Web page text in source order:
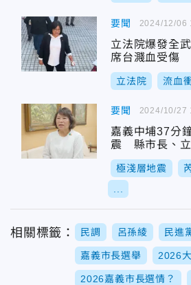
要聞
立法院爆發全
席台濺血受傷
立法院 流血
2024/12/06
要聞
嘉義中埔37分
震 縣市長、立
極淺層地震
2024/10/27
相關標籤： 民調 呂孫綾 民進
嘉義市長選舉 2026
2026嘉義市長選情？